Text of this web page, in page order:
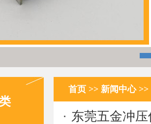
首页 >> 新闻中心>>
东莞五金冲